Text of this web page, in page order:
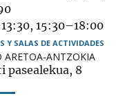
15:30–18:00
Y SALAS DE ACTIVIDADES
ARETOA-ANTZOKIA
pasealekua, 8